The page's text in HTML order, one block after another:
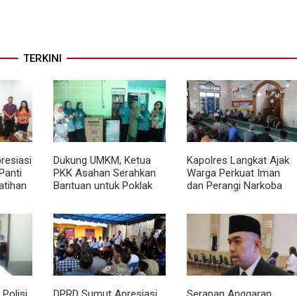
TERKINI
Dukung UMKM, Ketua
PKK Asahan Serahkan
Bantuan untuk Poklak
Kapolres Langkat Ajak
Warga Perkuat Iman
dan Perangi Narkoba
Curhat